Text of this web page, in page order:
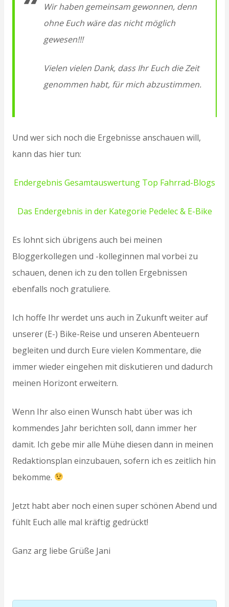
Wir haben gemeinsam gewonnen, denn
ohne Euch wäre das nicht möglich
gewesen!!!
Vielen vielen Dank, dass Ihr Euch die Zeit
genommen habt, für mich abzustimmen.
Und wer sich noch die Ergebnisse anschauen will,
kann das hier tun:
Endergebnis Gesamtauswertung Top Fahrrad-Blogs
Das Endergebnis in der Kategorie Pedelec & E-Bike
Es lohnt sich übrigens auch bei meinen
Bloggerkollegen und -kolleginnen mal vorbei zu
schauen, denen ich zu den tollen Ergebnissen
ebenfalls noch gratuliere.
Ich hoffe Ihr werdet uns auch in Zukunft weiter auf
unserer (E-) Bike-Reise und unseren Abenteuern
begleiten und durch Eure vielen Kommentare, die
immer wieder eingehen mit diskutieren und dadurch
meinen Horizont erweitern.
Wenn Ihr also einen Wunsch habt über was ich
kommendes Jahr berichten soll, dann immer her
damit. Ich gebe mir alle Mühe diesen dann in meinen
Redaktionsplan einzubauen, sofern ich es zeitlich hin
bekomme.
Jetzt habt aber noch einen super schönen Abend und
fühlt Euch alle mal kräftig gedrückt!
Ganz arg liebe Grüße Jani